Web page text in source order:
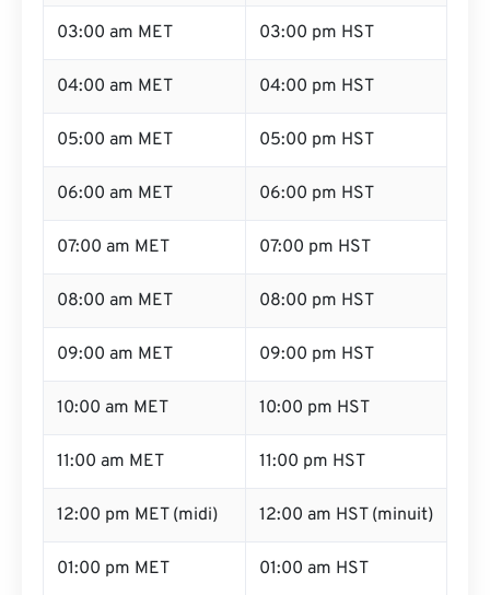
03:00 am MET 03:00 pm HST
04:00 am MET 04:00 pm HST
05:00 am MET 05:00 pm HST
06:00 am MET 06:00 pm HST
07:00 am MET 07:00 pm HST
08:00 am MET 08:00 pm HST
09:00 am MET 09:00 pm HST
10:00 am MET 10:00 pm HST
11:00 am MET 11:00 pm HST
12:00 pm MET (midi) 12:00 am HST (minuit)
01:00 pm MET 01:00 am HST